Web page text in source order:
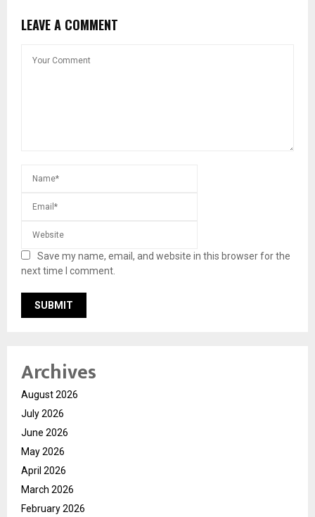
LEAVE A COMMENT
Save my name, email, and website in this browser for the
next time I comment.
Archives
August 2026
July 2026
June 2026
May 2026
April 2026
March 2026
February 2026